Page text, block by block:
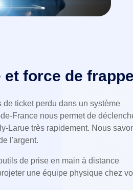
force de
ticket perdu dans un système
France nous permet de
Larue très rapidement. Nous
l'argent.
de prise en main à distance
une équipe physique chez